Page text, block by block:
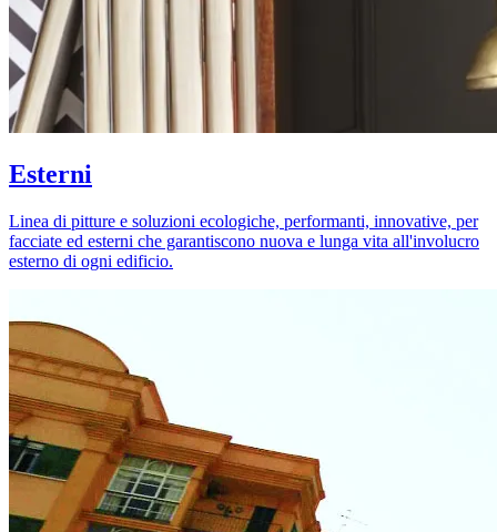
Esterni
Linea di pitture e soluzioni ecologiche, performanti, innovative, per
facciate ed esterni che garantiscono nuova e lunga vita all'involucro
esterno di ogni edificio.